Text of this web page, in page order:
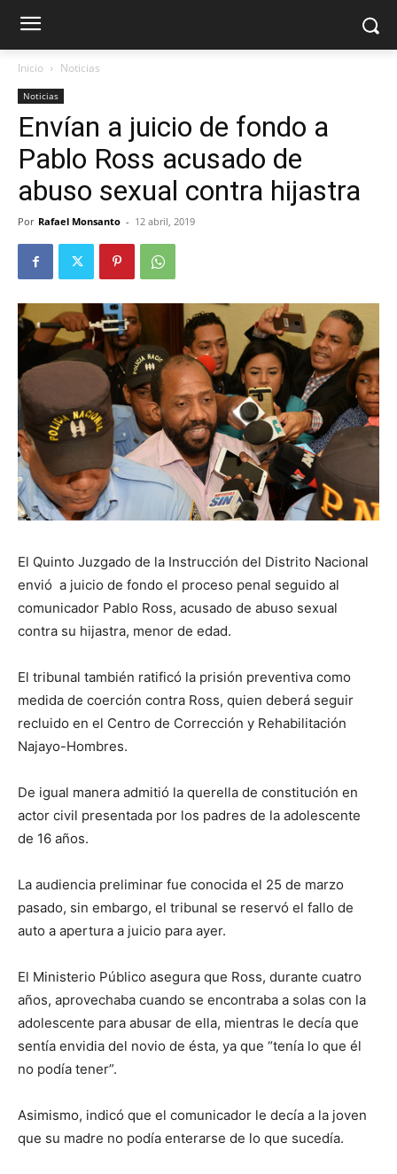
Inicio Noticias
Noticias
Envían a juicio de fondo a
Pablo Ross acusado de
abuso sexual contra hijastra
Por Rafael Monsanto - 12 abril, 2019
El Quinto Juzgado de la Instrucción del Distrito Nacional
envió a juicio de fondo el proceso penal seguido al
comunicador Pablo Ross, acusado de abuso sexual
contra su hijastra, menor de edad.
El tribunal también ratificó la prisión preventiva como
medida de coerción contra Ross, quien deberá seguir
recluido en el Centro de Corrección y Rehabilitación
Najayo-Hombres.
De igual manera admitió la querella de constitución en
actor civil presentada por los padres de la adolescente
de 16 años.
La audiencia preliminar fue conocida el 25 de marzo
pasado, sin embargo, el tribunal se reservó el fallo de
auto a apertura a juicio para ayer.
El Ministerio Público asegura que Ross, durante cuatro
años, aprovechaba cuando se encontraba a solas con la
adolescente para abusar de ella, mientras le decía que
sentía envidia del novio de ésta, ya que “tenía lo que él
no podía tener”.
Asimismo, indicó que el comunicador le decía a la joven
que su madre no podía enterarse de lo que sucedía.